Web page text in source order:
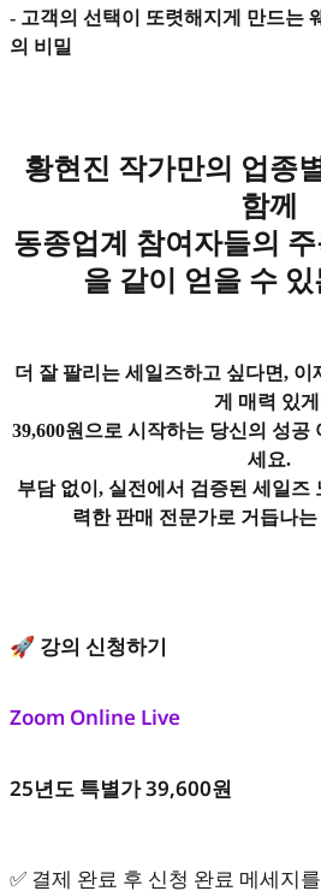
- 고객의 선택이 또렷해지게 만드는
의 비밀
황현진 작가만의 업종
함께
동종업계 참여자들의
을 같이 얻을 수
더 잘 팔리는 세일즈하고 싶다면, 이
게 매력 있
39,600원으로 시작하는 당신의 성공
세요.
부담 없이, 실전에서 검증된 세일즈
력한 판매 전문가로 거듭나
🚀 강의 신청하기
Zoom Online Live
25년도 특별가 39,600원
✅ 결제 완료 후 신청 완료 메세지